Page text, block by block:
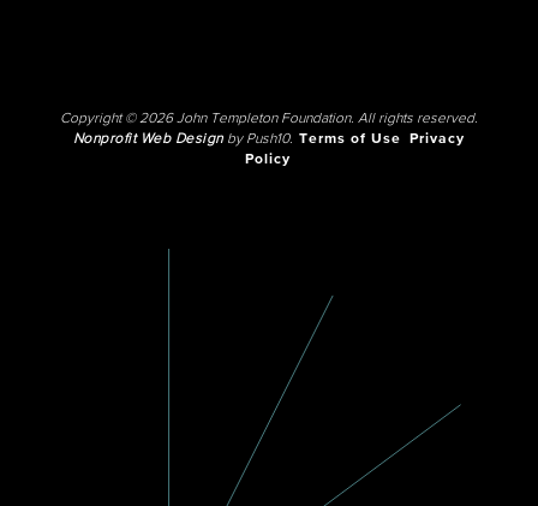
Copyright © 2026 John Templeton Foundation. All rights reserved.
Nonprofit Web Designby Push10. Terms of Use
Privacy
Policy